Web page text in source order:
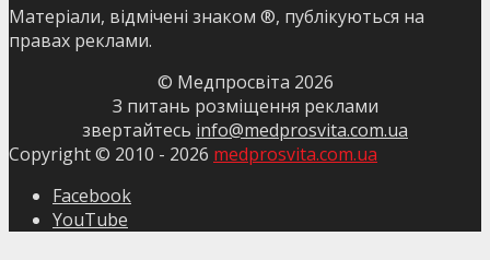
Матеріали, відмічені знаком ®, публікуються на
правах реклами.
© Медпросвіта 2026
З питань розміщення реклами
звертайтесь info@medprosvita.com.ua
Copyright © 2010 - 2026 medprosvita.com.ua
Facebook
YouTube